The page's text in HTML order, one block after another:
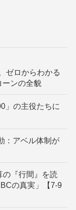
ゼロからわかる
ンの全貌
」の主役たちに
：アベル体制が
の『行間』を読
の真実」【7-9